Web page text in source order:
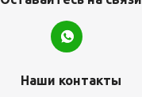
Наши контакты